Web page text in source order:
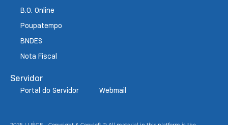
B.O. Online
Poupatempo
BNDES
Nota Fiscal
Servidor
Portal do Servidor Webmail